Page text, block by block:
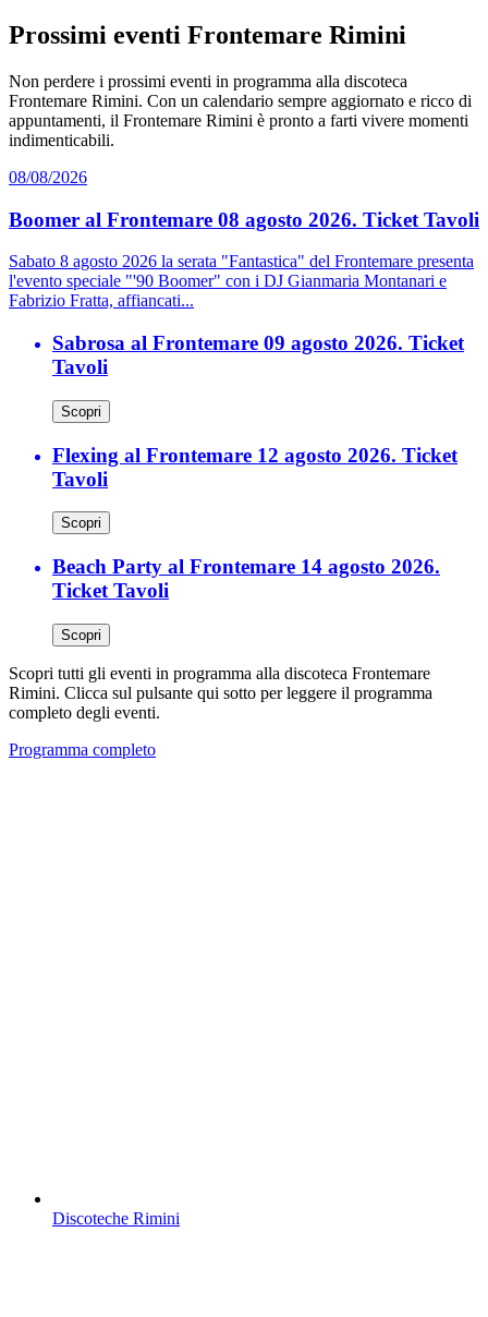
Prossimi eventi Frontemare Rimini
Non perdere i prossimi eventi in programma alla discoteca
Frontemare Rimini. Con un calendario sempre aggiornato e ricco di
appuntamenti, il Frontemare Rimini è pronto a farti vivere momenti
indimenticabili.
08/08/2026
Boomer al Frontemare 08 agosto 2026. Ticket Tavoli
Sabato 8 agosto 2026 la serata "Fantastica" del Frontemare presenta
l'evento speciale "'90 Boomer" con i DJ Gianmaria Montanari e
Fabrizio Fratta, affiancati...
Sabrosa al Frontemare 09 agosto 2026. Ticket
Tavoli
Scopri
Flexing al Frontemare 12 agosto 2026. Ticket
Tavoli
Scopri
Beach Party al Frontemare 14 agosto 2026.
Ticket Tavoli
Scopri
Scopri tutti gli eventi in programma alla discoteca Frontemare
Rimini. Clicca sul pulsante qui sotto per leggere il programma
completo degli eventi.
Programma completo
Discoteche Rimini